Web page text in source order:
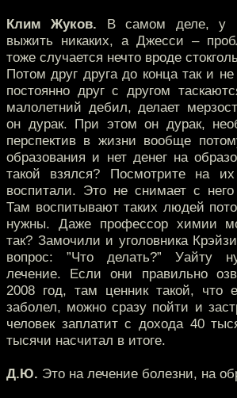
Клим Жуков. В самом деле, у
выжить никаких, а Джесси –
тоже случается нечто вроде
Потом друг друга до конца так и
постоянно друг с другом
малолетний дебил, делает
он дурак. При этом он дурак,
перспектив в жизни вообще
образования и нет денег на
такой взялся? Посмотрите на
воспитали. Это не снимает с него
Там воспитывают таких людей
нужны. Даже профессор химии
так? Замочили и уголовника
вопрос: ”Что делать?” Уайту
лечение. Если они правильно
2008 год, там ценник такой, что
заболел, можно сразу пойти и
человек заплатит с дохода 40
тысячи насчитал в итоге.
Д.Ю. Это на лечение болезни, на